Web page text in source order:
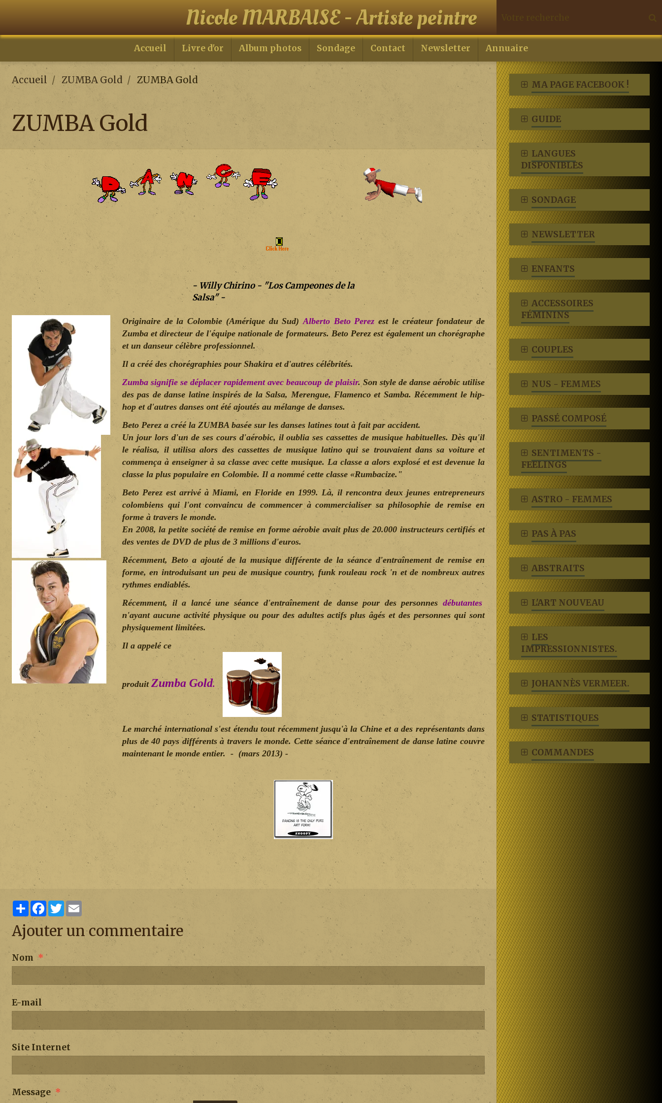
Nicole MARBAISE - Artiste peintre
Accueil Livre d'or Album photos Sondage Contact Newsletter Annuaire
Accueil ZUMBA Gold ZUMBA Gold
ZUMBA Gold
- Willy Chirino - "Los Campeones de la
Salsa" -
Originaire de la Colombie (Amérique du Sud)Alberto Beto Perez est le créateur fondateur de
Zumba et directeur de l'équipe nationale de formateurs. Beto Perez est également un chorégraphe
et un danseur célèbre professionnel.
Il a créé des chorégraphies pour Shakira et d'autres célébrités.
Zumba signifie se déplacer rapidement avec beaucoup de plaisir. Son style de danse aérobic utilise
des pas de danse latine inspirés de la Salsa, Merengue, Flamenco et Samba. Récemment le hip-
hop et d'autres danses ont été ajoutés au mélange de danses.
Beto Perez a créé la ZUMBA basée sur les danses latines tout à fait par accident.
Un jour lors d'un de ses cours d'aérobic, il oublia ses cassettes de musique habituelles. Dès qu'il
le réalisa, il utilisa alors des cassettes de musique latino qui se trouvaient dans sa voiture et
commença à enseigner à sa classe avec cette musique. La classe a alors explosé et est devenue la
classe la plus populaire en Colombie. Il a nommé cette classe «Rumbacize."
Beto Perez est arrivé à Miami, en Floride en 1999. Là, il rencontra deux jeunes entrepreneurs
colombiens qui l'ont convaincu de commencer à commercialiser sa philosophie de remise en
forme à travers le monde.
En 2008, la petite société de remise en forme aérobie avait plus de 20.000 instructeurs certifiés et
des ventes de DVD de plus de 3 millions d'euros.
Récemment, Beto a ajouté de la musique différente de la séance d'entraînement de remise en
forme, en introduisant un peu de musique country, funk rouleau rock 'n et de nombreux autres
rythmes endiablés.
Récemment, il a lancé une séance d'entraînement de danse pour des personnes débutantes
n'ayant aucune activité physique ou pour des adultes actifs plus âgés et des personnes qui sont
physiquement limitées.
Il a appelé ce
produitZumba Gold.
Le marché international s'est étendu tout récemment jusqu'à la Chine et a des représentants dans
plus de 40 pays différents à travers le monde. Cette séance d'entraînement de danse latine couvre
maintenant le monde entier. - (mars 2013) -
PartagerFacebook
Twitter
Ajouter un commentaire
Nom
E-mail
Site Internet
Message
MA PAGE FACEBOOK !
GUIDE
LANGUES
DISPONIBLES
SONDAGE
NEWSLETTER
ENFANTS
ACCESSOIRES
FÉMININS
COUPLES
NUS - FEMMES
PASSÉ COMPOSÉ
SENTIMENTS -
FEELINGS
ASTRO - FEMMES
PAS À PAS
ABSTRAITS
L'ART NOUVEAU
LES
IMPRESSIONNISTES.
JOHANNÈS VERMEER.
STATISTIQUES
COMMANDES